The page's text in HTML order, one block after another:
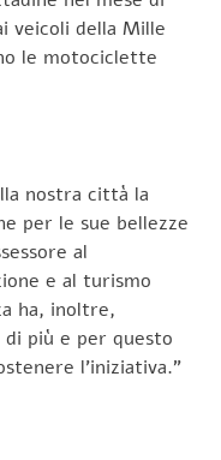
veicoli della Mille
le motociclette
nostra città la
per le sue bellezze
al
e al turismo
ha, inoltre,
più e per questo
l’iniziativa.”